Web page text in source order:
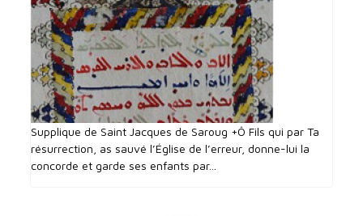
Supplique de Saint Jacques de Saroug +Ô Fils qui par Ta
résurrection, as sauvé l’Église de l’erreur, donne-lui la
concorde et garde ses enfants par...